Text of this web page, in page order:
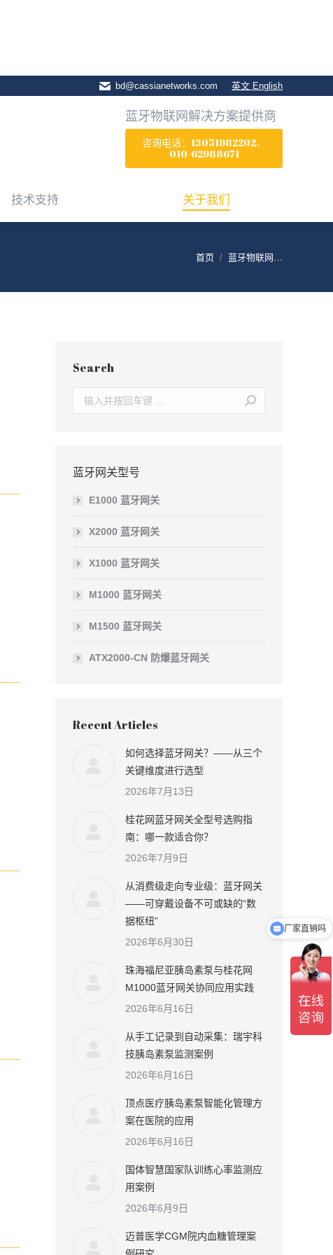
bd@cassianetworks.com 英文 English
蓝牙物联网解决方案提供商
咨询电话：13051982202、
010-62988671
技术支持 关于我们
首页 蓝牙物联网…
Search
Search:
蓝牙网关型号
E1000 蓝牙网关
X2000 蓝牙网关
X1000 蓝牙网关
M1000 蓝牙网关
M1500 蓝牙网关
ATX2000-CN 防爆蓝牙网关
Recent Articles
如何选择蓝牙网关？——从三个
关键维度进行选型
2026年7月13日
桂花网蓝牙网关全型号选购指
南：哪一款适合你？
2026年7月9日
从消费级走向专业级：蓝牙网关
——可穿戴设备不可或缺的“数
据枢纽”
2026年6月30日
珠海福尼亚胰岛素泵与桂花网
M1000蓝牙网关协同应用实践
2026年6月16日
从手工记录到自动采集：瑞宇科
技胰岛素泵监测案例
2026年6月16日
顶点医疗胰岛素泵智能化管理方
案在医院的应用
2026年6月16日
国体智慧国家队训练心率监测应
用案例
2026年6月9日
迈普医学CGM院内血糖管理案
厂家直销吗